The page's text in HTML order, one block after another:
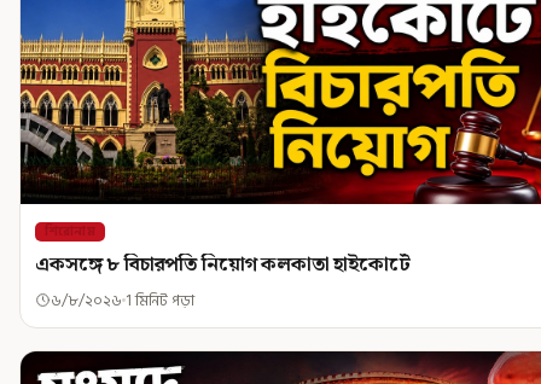
শিরোনাম
একসঙ্গে ৮ বিচারপতি নিয়োগ কলকাতা হাইকোর্টে
৬/৮/২০২৬ 1 মিনিট পড়া